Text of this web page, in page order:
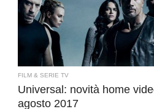
FILM & SERIE TV
Universal: novità home
agosto 2017